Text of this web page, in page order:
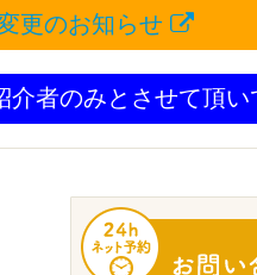
更のお知らせ
者のみとさせて頂